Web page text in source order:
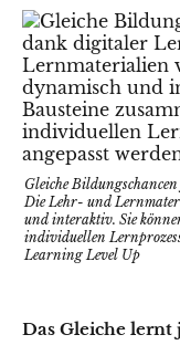
Gleiche
Die Lehr- und
und interaktiv. Sie
individuellen
Learning Level Up
Das Gleiche lernt